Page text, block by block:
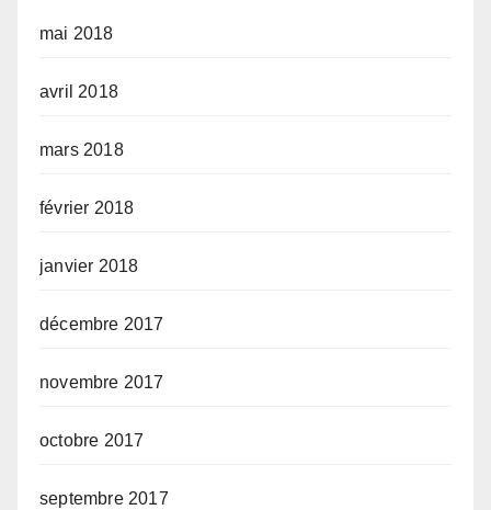
mai 2018
avril 2018
mars 2018
février 2018
janvier 2018
décembre 2017
novembre 2017
octobre 2017
septembre 2017